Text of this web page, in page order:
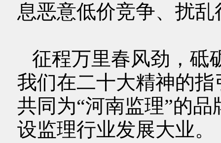
息恶意低价竞争、扰
征程万里春风劲，砥
我们在二十大精神的
共同为“河南监理”的
设监理行业发展大业。